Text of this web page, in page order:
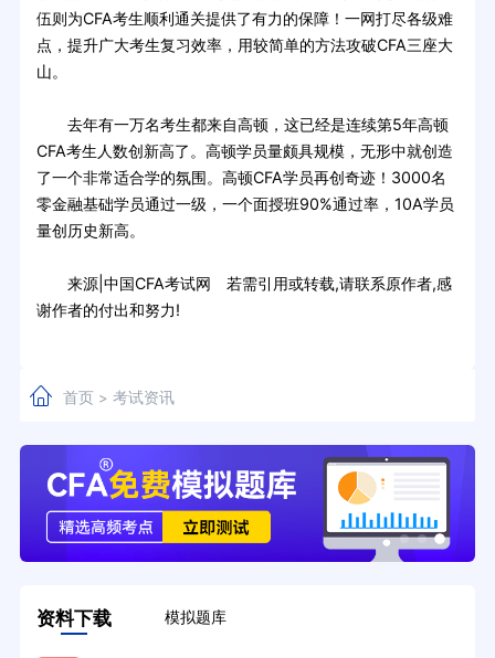
伍则为CFA考生顺利通关提供了有力的保障！一网打尽各级难
点，提升广大考生复习效率，用较简单的方法攻破CFA三座大
山。
去年有一万名考生都来自高顿，这已经是连续第5年高顿
CFA考生人数创新高了。高顿学员量颇具规模，无形中就创造
了一个非常适合学的氛围。高顿CFA学员再创奇迹！3000名
零金融基础学员通过一级，一个面授班90%通过率，10A学员
量创历史新高。
来源|中国CFA考试网 若需引用或转载,请联系原作者,感
谢作者的付出和努力!
首页> 考试资讯
资料下载 模拟题库